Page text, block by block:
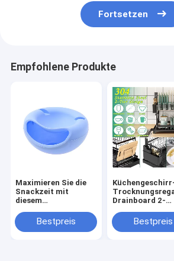
Fortsetzen
Empfohlene Produkte
Maximieren Sie die
Snackzeit mit
diesem
Trocknobestand und
Telefonhalter
Bestpreis
Drainboard 2-
Klappgeschirr
Bestpreis